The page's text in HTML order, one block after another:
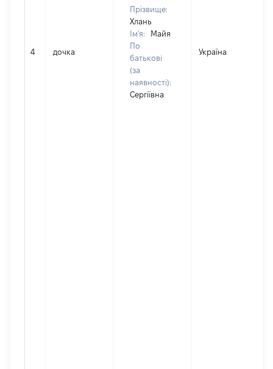
4 дочка
Прізвище:
Хлань
Ім'я:
Майя
По
батькові
(за
наявності):
Сергіївна
Україна